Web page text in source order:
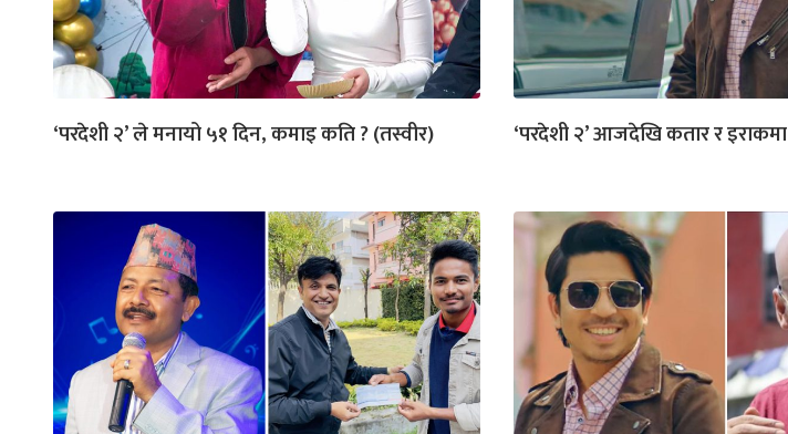
‘परदेशी २’ ले मनायो ५१ दिन, कमाइ कति ? (तस्वीर) ‘परदेशी २’ आजदेखि कतार र इराकमा